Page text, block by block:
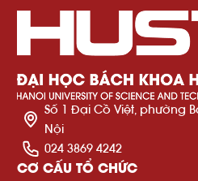
Số 1 Đại Cồ Việt, phường
Nội
024 3869 4242
CƠ CẤU TỔ CHỨC